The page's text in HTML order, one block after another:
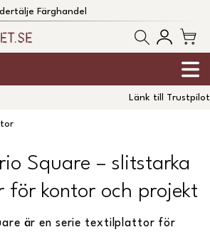
Färghandel
Länk till Trustpilot
Square – slitstarka
för kontor och projekt
är en serie textilplattor för